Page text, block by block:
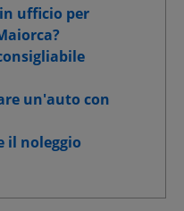
ufficio per
un'auto con
il noleggio